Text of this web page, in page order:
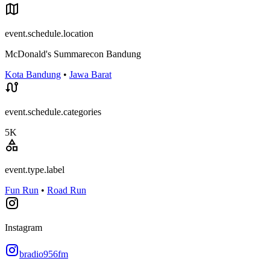
event.schedule.location
McDonald's Summarecon Bandung
Kota Bandung • Jawa Barat
event.schedule.categories
5K
event.type.label
Fun Run • Road Run
Instagram
bradio956fm